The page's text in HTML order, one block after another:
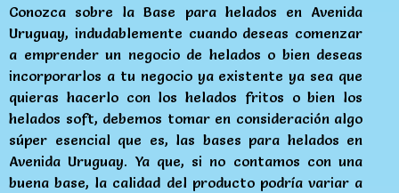
Conozca sobre la Base para helados en Avenida
Uruguay, indudablemente cuando deseas comenzar
a emprender un negocio de helados o bien deseas
incorporarlos a tu negocio ya existente ya sea que
quieras hacerlo con los helados fritos o bien los
helados soft, debemos tomar en consideración algo
súper esencial que es, las bases para helados en
Avenida Uruguay. Ya que, si no contamos con una
buena base, la calidad del producto podría variar a